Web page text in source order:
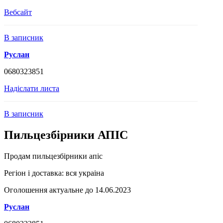
Вебсайт
В записник
Руслан
0680323851
Надіслати листа
В записник
Пильцезбірники АПІС
Продам пильцезбірники апіс
Регіон і доставка: вся украіна
Оголошення актуальне до 14.06.2023
Руслан